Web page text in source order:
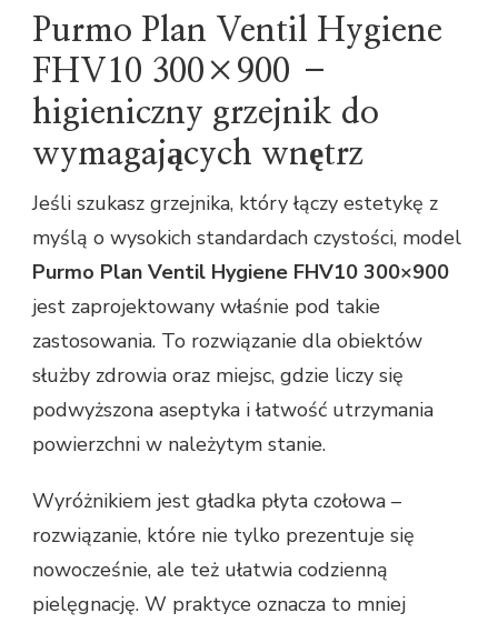
Purmo Plan Ventil Hygiene
FHV10 300×900 –
higieniczny grzejnik do
wymagających wnętrz
Jeśli szukasz grzejnika, który łączy estetykę z
myślą o wysokich standardach czystości, model
Purmo Plan Ventil Hygiene FHV10 300×900
jest zaprojektowany właśnie pod takie
zastosowania. To rozwiązanie dla obiektów
służby zdrowia oraz miejsc, gdzie liczy się
podwyższona aseptyka i łatwość utrzymania
powierzchni w należytym stanie.
Wyróżnikiem jest gładka płyta czołowa –
rozwiązanie, które nie tylko prezentuje się
nowocześnie, ale też ułatwia codzienną
pielęgnację. W praktyce oznacza to mniej